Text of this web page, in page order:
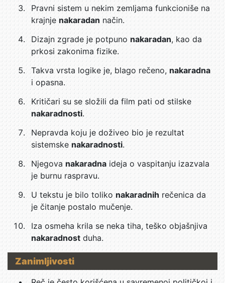
Pravni sistem u nekim zemljama funkcioniše na
krajnjenakaradan način.
Dizajn zgrade je potpuno nakaradan, kao da
prkosi zakonima fizike.
Takva vrsta logike je, blago rečeno, nakaradna
i opasna.
Kritičari su se složili da film pati od stilske
nakaradnosti.
Nepravda koju je doživeo bio je rezultat
sistemskenakaradnosti.
Njegova nakaradnaideja o vaspitanju izazvala
je burnu raspravu.
U tekstu je bilo tolikonakaradnih rečenica da
je čitanje postalo mučenje.
Iza osmeha krila se neka tiha, teško objašnjiva
nakaradnost duha.
Zanimljivosti